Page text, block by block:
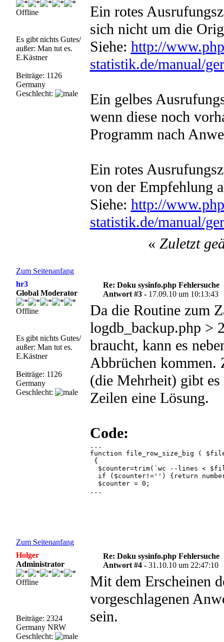
Offline
Es gibt nichts Gutes/
außer: Man tut es.
E.Kästner
Beiträge: 1126
Germany
Geschlecht:
Ein rotes
sich nicht um die
Siehe: http://
statistik.de/manual/
Ein gelbes
wenn diese noch
Programm nach
Ein rotes
von der Empfehlung
Siehe: http://
statistik.de/manual/
Zum Seitenanfang
« Zuletzt
hr3
Global Moderator
Offline
Es gibt nichts Gutes/
außer: Man tut es.
E.Kästner
Beiträge: 1126
Germany
Geschlecht:
Re: Doku sysinfo.php Fehlersuche
Antwort #3 - 17.09.10 um 10:13:43
Da die Routine zum
logdb_backup.php >
braucht, kann es
Abbrüchen
(die Mehrheit) gibt
Zeilen eine Lösung.
Code:
...
function file_row_size_big (
$counter=trim(`wc --lines < $file`);	// only Unix/
if ($counter!='') {return
$counter = 0;
...
Zum Seitenanfang
Holger
Administrator
Offline
Beiträge: 2324
Germany NRW
Geschlecht:
Re: Doku sysinfo.php Fehlersuche
Antwort #4 -31.10.10 um 22:47:10
Mit dem Erscheinen
vorgeschlagenen
sein.